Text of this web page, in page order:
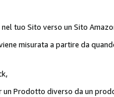
tuo Sito verso un Sito
misurata a partire da
Prodotto diverso da un